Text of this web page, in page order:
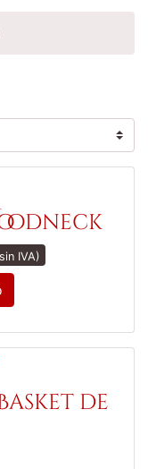
sin IVA)
de